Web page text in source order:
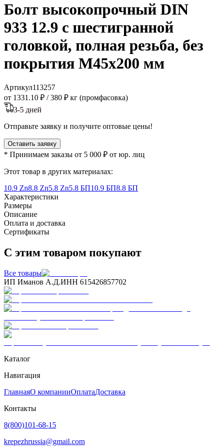
Болт высокопрочный DIN
933 12.9 с шестигранной
головкой, полная резьба, без
покрытия M45x200 мм
Артикул113257
от 1331.10 ₽ /380 ₽ кг (промфасовка)
3-5 дней
Отправьте заявку и получите оптовые цены!
Оставить заявку
* Принимаем заказы от 5 000 ₽ от юр. лиц
Этот товар в других материалах:
10.9 Zn8.8 Zn5.8 Zn5.8 БП10.9 БП8.8 БП
Характеристики
Размеры
Описание
Оплата и доставка
Сертификаты
С этим товаром покупают
Все товары
ИП Иманов А.Д.ИНН 615426857702
Каталог
Навигация
ГлавнаяО компанииОплатаДоставка
Контакты
8(800)101-68-15
krepezhrussia@gmail.com